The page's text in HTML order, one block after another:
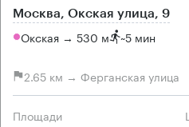
Москва, Окская улица, 9
Окская → 530 м ~5 мин
2.65 км → Ферганская улица
Площади